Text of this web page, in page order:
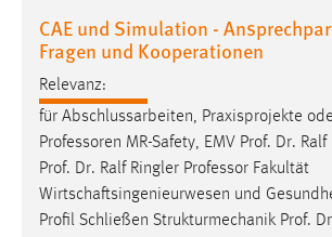
CAE und Simulation -
Fragen und Kooperationen
Relevanz:
für Abschlussarbeiten, Praxisprojekte
Professoren MR-Safety, EMV Prof. Dr.
Prof. Dr. Ralf Ringler Professor Fakultät
Wirtschaftsingenieurwesen und
Profil Schließen Strukturmechanik Prof.
EXTERNE MEDIEN
Um Inhalte von Videoplattformen und
Plattformen anzeigen zu können,
externen Medien Cookies gesetzt.
YouTube